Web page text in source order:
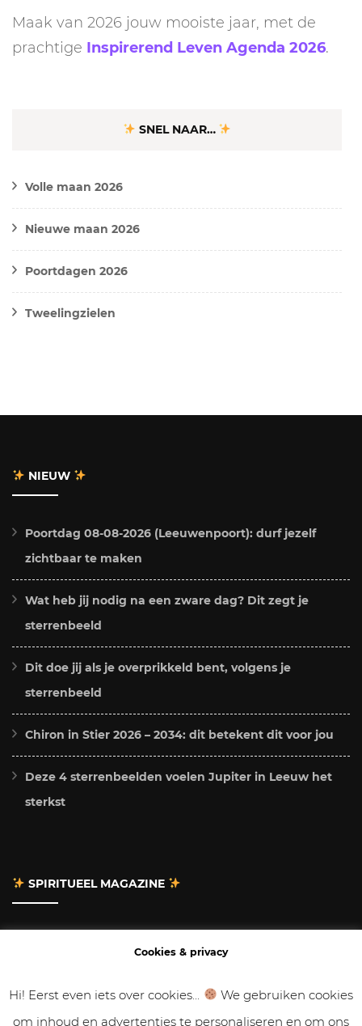
Maak van 2026 jouw mooiste jaar, met de
prachtige Inspirerend Leven Agenda 2026.
SNEL NAAR…
Volle maan 2026
Nieuwe maan 2026
Poortdagen 2026
Tweelingzielen
NIEUW
Poortdag 08-08-2026 (Leeuwenpoort): durf jezelf
zichtbaar te maken
Wat heb jij nodig na een zware dag? Dit zegt je
sterrenbeeld
Dit doe jij als je overprikkeld bent, volgens je
sterrenbeeld
Chiron in Stier 2026 – 2034: dit betekent dit voor jou
Deze 4 sterrenbeelden voelen Jupiter in Leeuw het
sterkst
SPIRITUEEL MAGAZINE
Cookies & privacy
Hi! Eerst even iets over cookies...
We gebruiken cookies
om inhoud en advertenties te personaliseren en om ons